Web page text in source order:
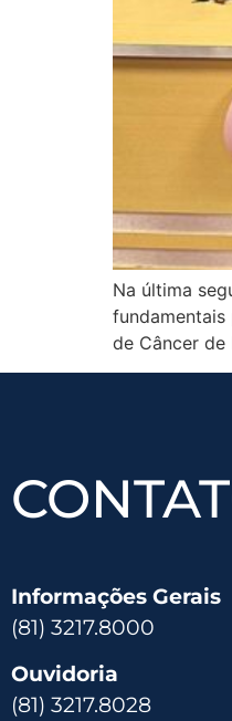
Na última
de Câncer
Informações Gerais
(81) 3217.8000
Ouvidoria
(81) 3217.8028